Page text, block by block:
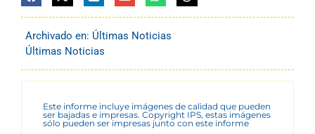
Archivado en: Últimas Noticias
Últimas Noticias
Este informe incluye imágenes de calidad que pueden
ser bajadas e impresas. Copyright IPS, estas imágenes
sólo pueden ser impresas junto con este informe